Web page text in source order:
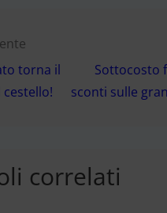
torna il
Sottocosto
sconti sulle
correlati